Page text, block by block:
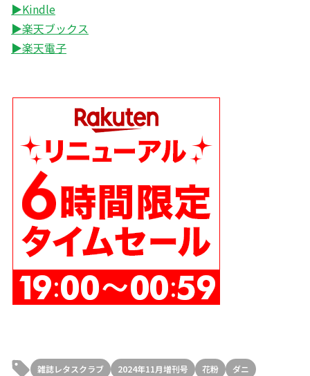
▶Kindle
▶楽天ブックス
▶楽天電子
雑誌レタスクラブ 2024年11月増刊号 花粉
ダニ